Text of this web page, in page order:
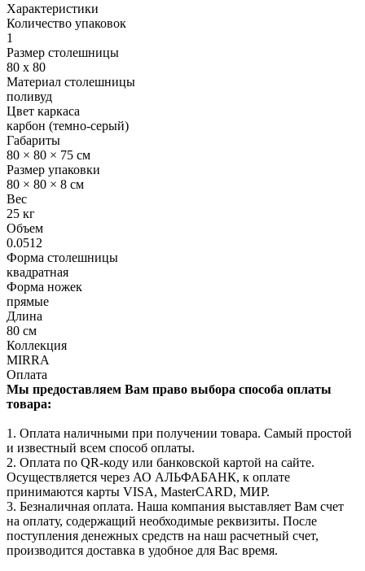
Характеристики
Количество упаковок
1
Размер столешницы
80 х 80
Материал столешницы
поливуд
Цвет каркаса
карбон (темно-серый)
Габариты
80 × 80 × 75 см
Размер упаковки
80 × 80 × 8 см
Вес
25 кг
Объем
0.0512
Форма столешницы
квадратная
Форма ножек
прямые
Длина
80 см
Коллекция
MIRRA
Оплата
Мы предоставляем Вам право выбора способа оплаты
товара:
1. Оплата наличными при получении товара. Самый простой
и известный всем способ оплаты.
2. Оплата по QR-коду или банковской картой на сайте.
Осуществляется через АО АЛЬФАБАНК, к оплате
принимаются карты VISA, MasterCARD, МИР.
3. Безналичная оплата. Наша компания выставляет Вам счет
на оплату, содержащий необходимые реквизиты. После
поступления денежных средств на наш расчетный счет,
производится доставка в удобное для Вас время.